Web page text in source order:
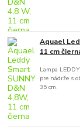
Aquael
11 cm
Lampa
pre nádrže s
35 cm.